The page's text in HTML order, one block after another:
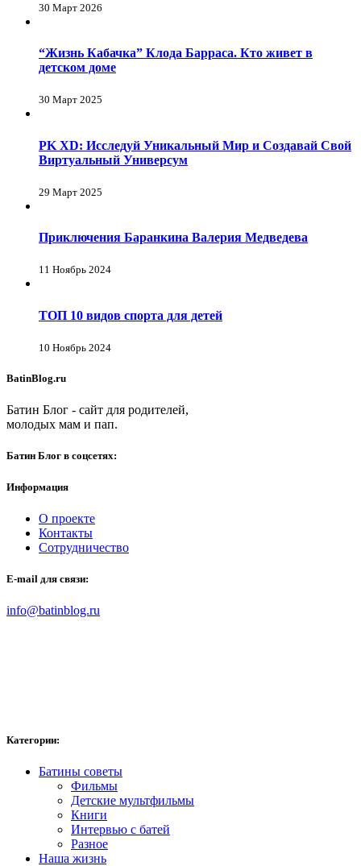
30 Март 2026
“Жизнь Кабачка” Клода Барраса. Кто живет в
детском доме
30 Март 2025
PK XD: Исследуй Уникальный Мир и Создавай Свой
Виртуальный Универсум
29 Март 2025
Приключения Баранкина Валерия Медведева
11 Ноябрь 2024
ТОП 10 видов спорта для детей
10 Ноябрь 2024
BatinBlog.ru
Батин Блог - сайт для родителей,
молодых мам и пап.
Батин Блог в соцсетях:
Информация
О проекте
Контакты
Сотрудничество
E-mail для связи:
info@batinblog.ru
Категории:
Батины советы
Фильмы
Детские мультфильмы
Книги
Интервью с батей
Разное
Наша жизнь